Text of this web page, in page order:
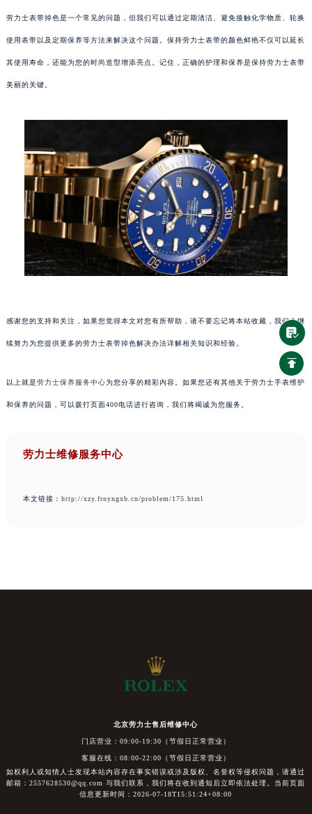
劳力士表带掉色是一个常见的问题，但我们可以通过定期清洁、避免接触化学物质、轮换
使用表带以及定期保养等方法来解决这个问题。保持劳力士表带的颜色鲜艳不仅可以延长
其使用寿命，还能为您的时尚造型增添亮点。记住，正确的护理和保养是保持劳力士表带
美丽的关键。
感谢您的支持和关注，如果您觉得本文对您有所帮助，请不要忘记将本站收藏，我们会继
续努力为您提供更多的劳力士表带掉色解决办法详解相关知识和经验。
以上就是劳力士保养服务中心为您分享的精彩内容。如果您还有其他关于劳力士手表维护
和保养的问题，可以拨打页面400电话进行咨询，我们将竭诚为您服务。
劳力士维修服务中心
本文链接： http://xzy.frnyngxb.cn/problem/175.html
北京劳力士售后维修中心
门店营业：09:00-19:30（节假日正常营业）
客服在线：08:00-22:00（节假日正常营业）
如权利人或知情人士发现本站内容存在事实错误或涉及版权、名誉权等侵权问题，请通过
邮箱：2557628530@qq.com 与我们联系，我们将在收到通知后立即依法处理。当前页面
信息更新时间：2026-07-18T15:51:24+08:00